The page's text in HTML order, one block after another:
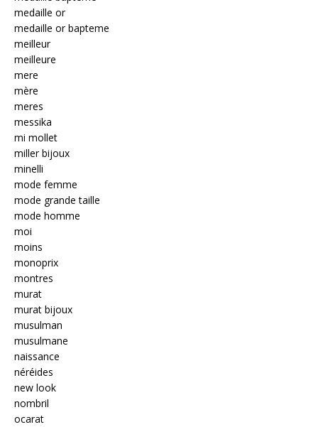
medaille or
medaille or bapteme
meilleur
meilleure
mere
mère
meres
messika
mi mollet
miller bijoux
minelli
mode femme
mode grande taille
mode homme
moi
moins
monoprix
montres
murat
murat bijoux
musulman
musulmane
naissance
néréides
new look
nombril
ocarat